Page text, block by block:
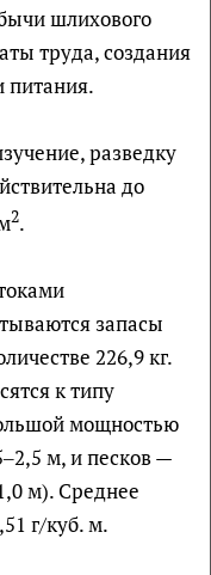
шлихового
труда, создания
питания.
разведку
до
2.
запасы
226,9 кг.
к типу
мощностью
м, и песков —
м). Среднее
г/куб. м.